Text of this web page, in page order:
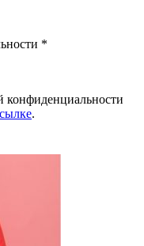
*
конфиденциальности
.